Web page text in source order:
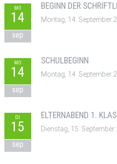
MO
14
sep
BEGINN DER
Montag, 14. September
MO
14
sep
SCHULBEGINN
Montag, 14. September
DI
15
sep
ELTERNABEND 1.
Dienstag, 15.